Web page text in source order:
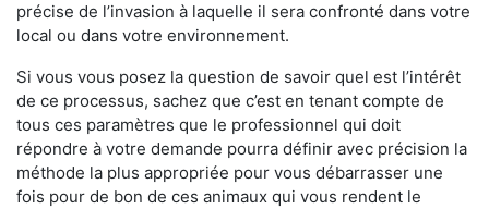
précise de l’invasion à laquelle il sera confronté dans votre
local ou dans votre environnement.
Si vous vous posez la question de savoir quel est l’intérêt
de ce processus, sachez que c’est en tenant compte de
tous ces paramètres que le professionnel qui doit
répondre à votre demande pourra définir avec précision la
méthode la plus appropriée pour vous débarrasser une
fois pour de bon de ces animaux qui vous rendent le